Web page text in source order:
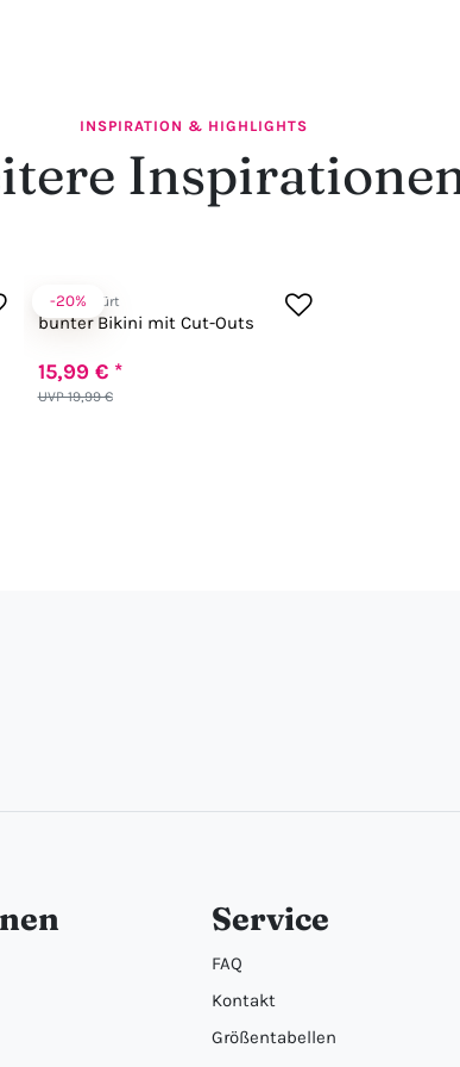
INSPIRATION & HIGHLIGHTS
-20%
Zugeschnürt
bunter Bikini mit Cut-Outs
UVP 19,99 €
15,99 € *
Service
FAQ
Kontakt
Größentabellen